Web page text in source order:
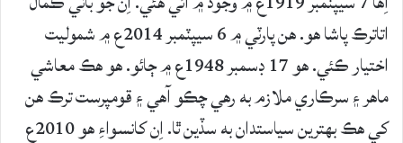
اتاترڪ پاشا هو. هن پارٽي ۾ 6 سيپٽمبر 2014ع ۾ شموليت
اختيار ڪئي. هو 17 ڊسمبر 1948ع ۾ ڄائو. هو هڪ معاشي
ماهر ۽ سرڪاري ملازم به رهي چڪو آهي ۽ قومپرست ترڪ هن
کي هڪ بهترين سياستدان به سڏين ٿا. اِن کانسواءِ هو 2010ع